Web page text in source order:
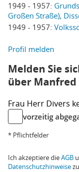
1949 - 1957:
Großen Straße),
1949 - 1957:
Profil melden
Melden Sie
über
Frau Herr Divers
vorzeitig
* Pflichtfelder
Ich akzeptiere dieAGB
Datenschutzhinweise